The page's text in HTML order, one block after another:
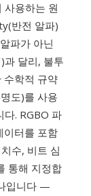
사용하는 원
반전 알파)
파가 아닌
달리, 불투
수학적 규약
도)를 사용
. RGBO 파
이터를 포함
수, 비트 심
통해 지정합
입니다 —